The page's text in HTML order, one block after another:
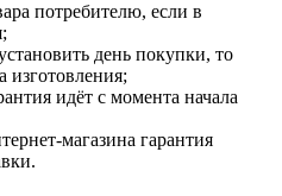
потребителю, если в
день покупки, то
изготовления;
идёт с момента начала
магазина гарантия